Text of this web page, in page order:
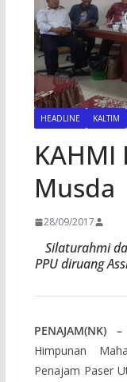
HEADLINE KALTIM
KAHMI
Musda
28/09/2017
Silaturahmi
PPU diruang
PENAJAM(NK) –
Himpunan
Penajam Paser